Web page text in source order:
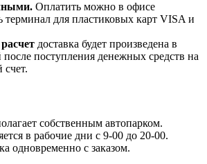
Оплатить можно в офисе
терминал для пластиковых карт VISA и
доставка будет произведена в
после поступления денежных средств на
собственным автопарком.
в рабочие дни с 9-00 до 20-00.
одновременно с заказом.